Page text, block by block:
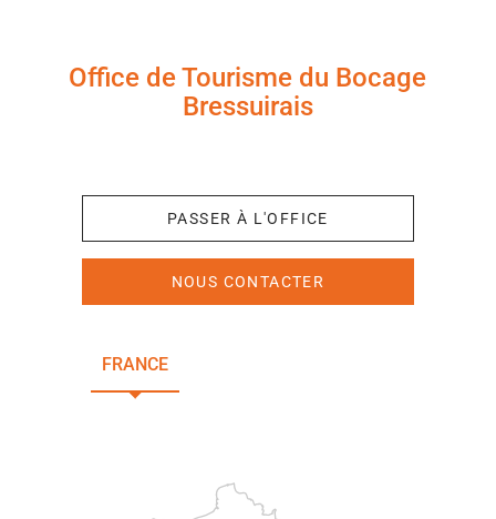
Office de Tourisme du Bocage
Bressuirais
PASSER À L'OFFICE
NOUS CONTACTER
FRANCE